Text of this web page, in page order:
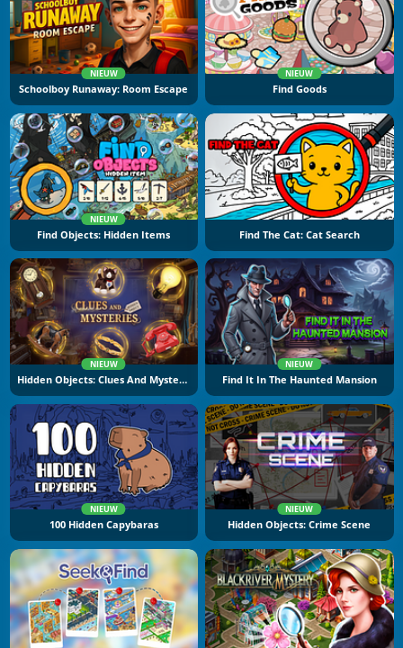
NIEUW
Schoolboy Runaway: Room Escape
NIEUW
Find Goods
NIEUW
Find Objects: Hidden Items Find The Cat: Cat Search
NIEUW
Hidden Objects: Clues And Mysteries
NIEUW
Find It In The Haunted Mansion
NIEUW
100 Hidden Capybaras
NIEUW
Hidden Objects: Crime Scene